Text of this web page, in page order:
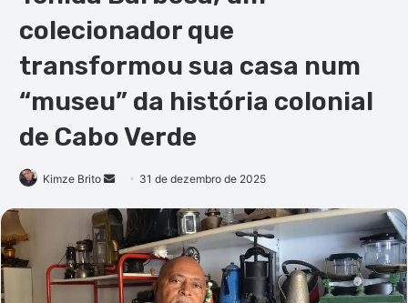
colecionador que
transformou sua casa num
“museu” da história colonial
de Cabo Verde
Kimze Brito
Mande
e-
mail
31 de dezembro de 2025